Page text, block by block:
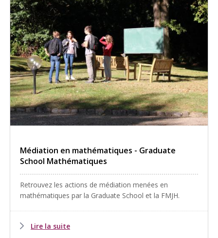
Médiation en mathématiques - Graduate
School Mathématiques
Retrouvez les actions de médiation menées en
mathématiques par la Graduate School et la FMJH.
Lire la suite